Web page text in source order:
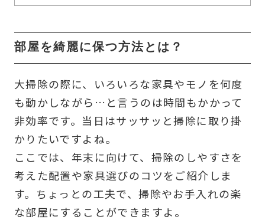
部屋を綺麗に保つ方法とは？
大掃除の際に、いろいろな家具やモノを何度
も動かしながら…と言うのは時間もかかって
非効率です。当日はサッサッと掃除に取り掛
かりたいですよね。
ここでは、年末に向けて、掃除のしやすさを
考えた配置や家具選びのコツをご紹介しま
す。ちょっとの工夫で、掃除やお手入れの楽
な部屋にすることができますよ。